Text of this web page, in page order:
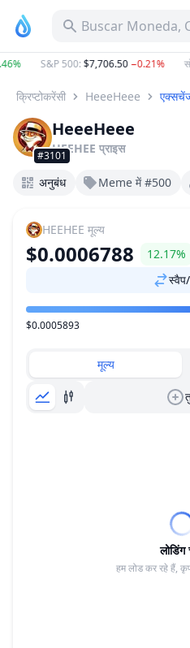
Buscar Moneda,
S&P 500:$7,706.50−0.21%
क्रिप्टोकरेंसी HeeeHeee
#3101
HeeeHeee
HEEHEE प्राइस
अनुबंध Meme में #500
HEEHEE मूल्य
$0.0006788
12.17%
मूल्य सीमा
$0.0005893
मूल्य
लोडिंग
हम लोड कर रहे हैं,